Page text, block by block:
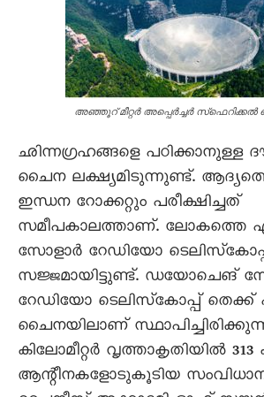
അഞ്ഞൂറ് മീറ്റർ അപ്പെർച്ചർ സ്‌ഫെറിക്കൽ
ഛിന്നഗ്രഹങ്ങളെ പഠിക്കാനുള്ള
ചൈന ലക്ഷ്യമിടുന്നുണ്ട്‌.
ഇന്ധന റോക്കറ്റും പരീക്ഷിച്ചത്‌
സമീപകാലത്താണ്‌. ലോകത്തെ
സോളാർ റേഡിയോ
സജ്ജമായിട്ടുണ്ട്‌. ഡയോചെങ്‌
റേഡിയോ ടെലിസ്‌കോപ്പ്‌ തെക്ക്‌
ചൈനയിലാണ്‌
കിലോമീറ്റർ വൃത്താകൃതിയിൽ 313
ആന്റീനകളോടുകൂടിയ